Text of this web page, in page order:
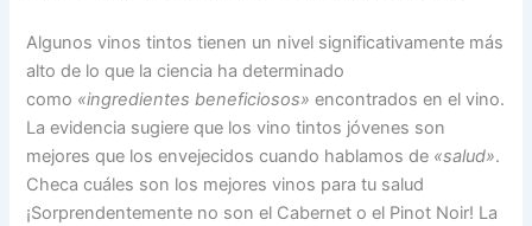
Algunos vinos tintos tienen un nivel significativamente más
alto de lo que la ciencia ha determinado
como «ingredientes beneficiosos» encontrados en el vino.
La evidencia sugiere que los vino tintos jóvenes son
mejores que los envejecidos cuando hablamos de «salud».
Checa cuáles son los mejores vinos para tu salud
¡Sorprendentemente no son el Cabernet o el Pinot Noir! La